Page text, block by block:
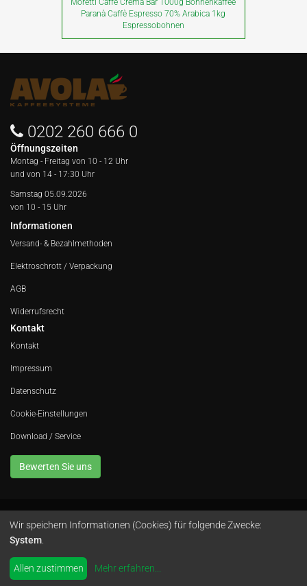
Moretti Caffe Crema Bar 1000g Bohnenkaffee
Paranà Caffè Espresso 70% Arabica 1kg
Espressobohnen
0202 260 666 0
Öffnungszeiten
Montag - Freitag von 10 - 12 Uhr
und von 14 - 17:30 Uhr
Samstag 05.09.2026
von 10 - 15 Uhr
Informationen
Versand- & Bezahlmethoden
Elektroschrott / Verpackung
AGB
Widerrufsrecht
Kontakt
Kontakt
Impressum
Datenschutz
Cookie-Einstellungen
Download / Service
Bewerten Sie uns
Avola GmbH • In der Fleute 52 • 42389 Wuppertal • Telefon 0202 260 666 0
Instagram
Wir speichern Informationen (Cookies) für folgende Zwecke:
System
Allen zustimmen Mehr erfahren...